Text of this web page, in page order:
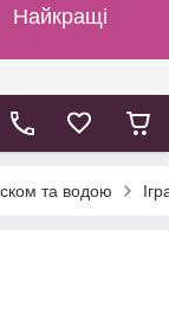
Найкращі
та водою